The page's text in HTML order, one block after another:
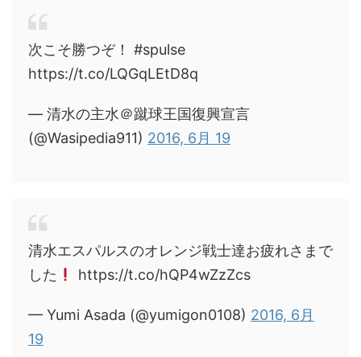
次こそ勝つぞ！ #spulse
https://t.co/LQGqLEtD8q
— 清水の主水＠蹴球王国復興宣言
(@Wasipedia911) 2016, 6月 19
清水エスパルスのオレンジ戦士達お疲れさまで
した
https://t.co/hQP4wZzZcs
— Yumi Asada (@yumigon0108) 2016, 6月
19